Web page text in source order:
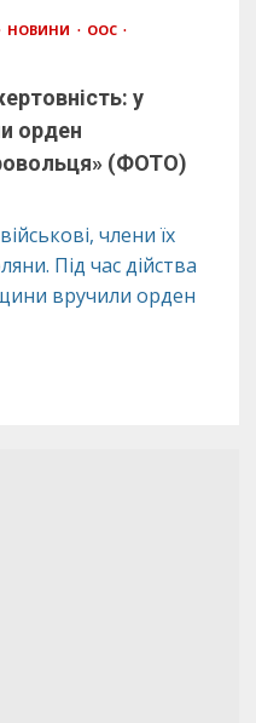
НОВИНИ
ООС
у
орден
(ФОТО)
члени їх
Під час дійства
вручили орден